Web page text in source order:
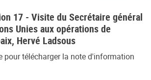
17 - Visite du Secrétaire général
Unies aux opérations de
Hervé Ladsous
pour télécharger la note d'information